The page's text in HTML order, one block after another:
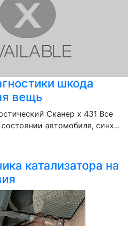
шкода
вещь
Сканер x 431 Все
автомобиля, синх...
катализатора на